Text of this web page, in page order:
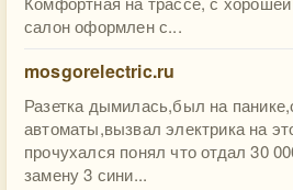
салон оформлен с...
mosgorelectric.ru
Разетка дымилась,был на
автоматы,вызвал электрика на
прочухался понял что отдал 30
замену 3 сини...